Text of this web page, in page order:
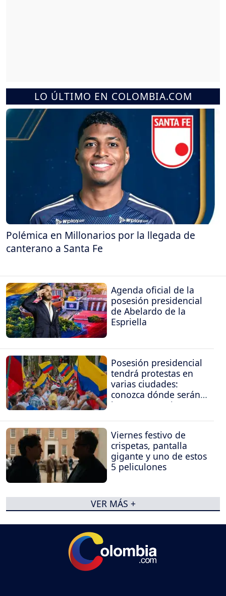
LO ÚLTIMO EN COLOMBIA.COM
Polémica en Millonarios por la llegada de
canterano a Santa Fe
Agenda oficial de la
posesión presidencial
de Abelardo de la
Espriella
Posesión presidencial
tendrá protestas en
varias ciudades:
conozca dónde serán
las concentraciones
Viernes festivo de
crispetas, pantalla
gigante y uno de estos
5 peliculones
VER MÁS +